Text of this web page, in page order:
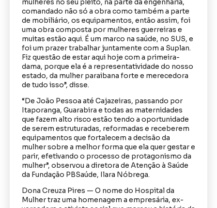
comandado não só a obra como também a parte
de mobiliário, os equipamentos, então assim, foi
uma obra composta por mulheres guerreiras e
muitas estão aqui. É um marco na saúde, no SUS, e
foi um prazer trabalhar juntamente com a Suplan.
Fiz questão de estar aqui hoje com a primeira-
dama, porque ela é a representatividade do nosso
estado, da mulher paraibana forte e merecedora
de tudo isso”, disse.
“De João Pessoa até Cajazeiras, passando por
Itaporanga, Guarabira e todas as maternidades
que fazem alto risco estão tendo a oportunidade
de serem estruturadas, reformadas e receberem
equipamentos que fortalecem a decisão da
mulher sobre a melhor forma que ela quer gestar e
parir, efetivando o processo de protagonismo da
mulher”, observou a diretora de Atenção à Saúde
da Fundação PBSaúde, Ilara Nóbrega.
Dona Creuza Pires — O nome do Hospital da
Mulher traz uma homenagem a empresária, ex-